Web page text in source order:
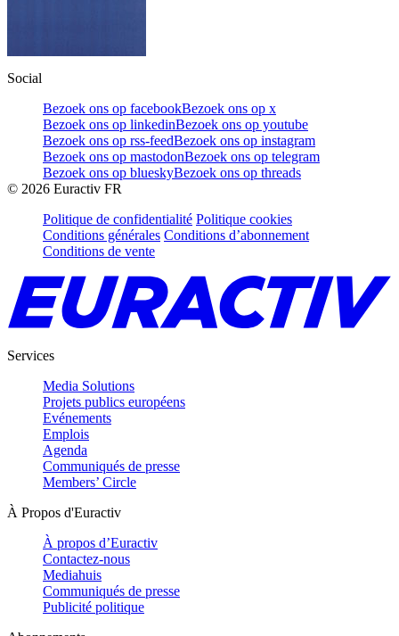
Social
Bezoek ons op facebookBezoek ons op x
Bezoek ons op linkedinBezoek ons op youtube
Bezoek ons op rss-feedBezoek ons op instagram
Bezoek ons op mastodonBezoek ons op telegram
Bezoek ons op blueskyBezoek ons op threads
© 2026 Euractiv FR
Politique de confidentialité Politique cookies
Conditions générales Conditions d’abonnement
Conditions de vente
Services
Media Solutions
Projets publics européens
Evénements
Emplois
Agenda
Communiqués de presse
Members’ Circle
À Propos d'Euractiv
À propos d’Euractiv
Contactez-nous
Mediahuis
Communiqués de presse
Publicité politique